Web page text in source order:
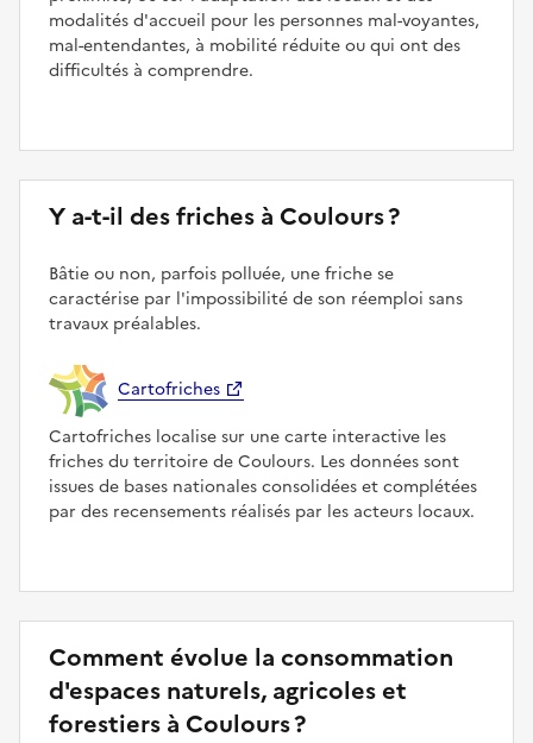
modalités d'accueil pour les personnes mal-voyantes,
mal-entendantes, à mobilité réduite ou qui ont des
difficultés à comprendre.
Y a-t-il des friches à Coulours ?
Bâtie ou non, parfois polluée, une friche se
caractérise par l'impossibilité de son réemploi sans
travaux préalables.
Cartofriches
Cartofriches localise sur une carte interactive les
friches du territoire de Coulours. Les données sont
issues de bases nationales consolidées et complétées
par des recensements réalisés par les acteurs locaux.
Comment évolue la consommation
d'espaces naturels, agricoles et
forestiers à Coulours ?